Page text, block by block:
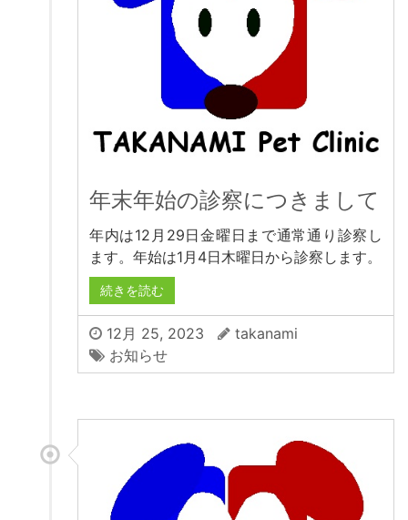
年末年始の診察につきまして
年内は12月29日金曜日まで通常通り診察し
ます。年始は1月4日木曜日から診察します。
続きを読む
12月 25, 2023
takanami
お知らせ